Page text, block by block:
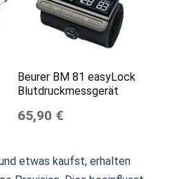
Beurer BM 81 easyLock
Blutdruckmessgerät
65,90 €
etwas kaufst, erhalten